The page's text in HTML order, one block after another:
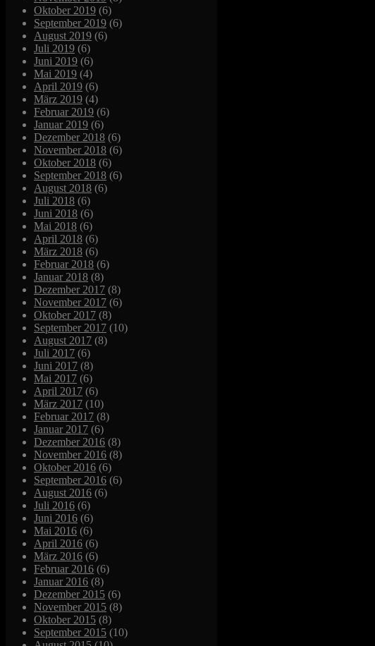
Oktober 2019 (6)
September 2019 (6)
August 2019 (6)
Juli 2019 (6)
Juni 2019 (6)
Mai 2019 (4)
April 2019 (6)
März 2019 (4)
Februar 2019 (6)
Januar 2019 (6)
Dezember 2018 (6)
November 2018 (6)
Oktober 2018 (6)
September 2018 (6)
August 2018 (6)
Juli 2018 (6)
Juni 2018 (6)
Mai 2018 (6)
April 2018 (6)
März 2018 (6)
Februar 2018 (6)
Januar 2018 (8)
Dezember 2017 (8)
November 2017 (6)
Oktober 2017 (8)
September 2017 (10)
August 2017 (8)
Juli 2017 (6)
Juni 2017 (8)
Mai 2017 (6)
April 2017 (6)
März 2017 (10)
Februar 2017 (8)
Januar 2017 (6)
Dezember 2016 (8)
November 2016 (8)
Oktober 2016 (6)
September 2016 (6)
August 2016 (6)
Juli 2016 (6)
Juni 2016 (6)
Mai 2016 (6)
April 2016 (6)
März 2016 (6)
Februar 2016 (6)
Januar 2016 (8)
Dezember 2015 (6)
November 2015 (8)
Oktober 2015 (8)
September 2015 (10)